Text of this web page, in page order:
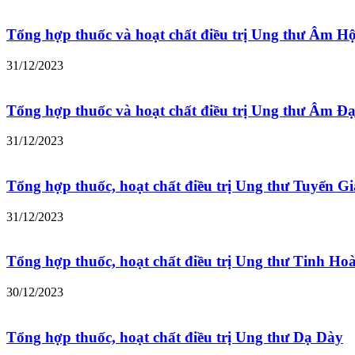
Tổng hợp thuốc và hoạt chất điều trị Ung thư Âm Hộ
31/12/2023
Tổng hợp thuốc và hoạt chất điều trị Ung thư Âm
31/12/2023
Tổng hợp thuốc, hoạt chất điều trị Ung thư Tuyến
31/12/2023
Tổng hợp thuốc, hoạt chất điều trị Ung thư Tinh
30/12/2023
Tổng hợp thuốc, hoạt chất điều trị Ung thư Dạ Dày